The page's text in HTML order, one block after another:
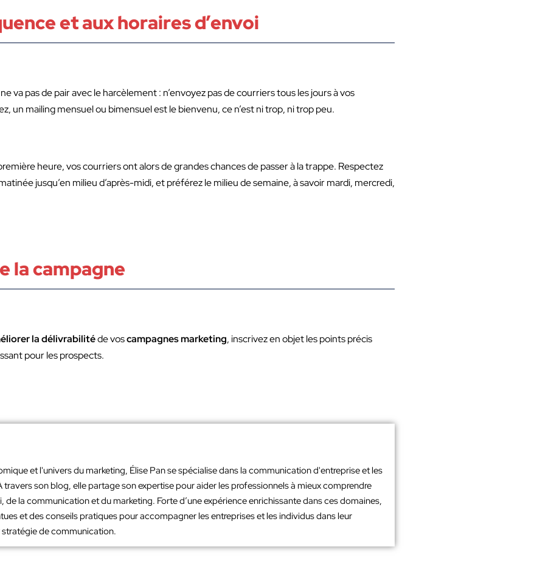
et aux horaires d’envoi
ne va pas de pair avec le harcèlement : n’envoyez pas de courriers tous les jours à vos
un mailing mensuel ou bimensuel est le bienvenu, ce n’est ni trop, ni trop peu.
heure, vos courriers ont alors de grandes chances de passer à la trappe. Respectez
jusqu’en milieu d’après-midi, et préférez le milieu de semaine, à savoir mardi, mercredi,
la campagne
la délivrabilitéde voscampagnes marketing, inscrivez en objet les points précis
pour les prospects.
et l'univers du marketing, Élise Pan se spécialise dans la communication d'entreprise et les
son blog, elle partage son expertise pour aider les professionnels à mieux comprendre
de la communication et du marketing. Forte d’une expérience enrichissante dans ces domaines,
et des conseils pratiques pour accompagner les entreprises et les individus dans leur
de communication.